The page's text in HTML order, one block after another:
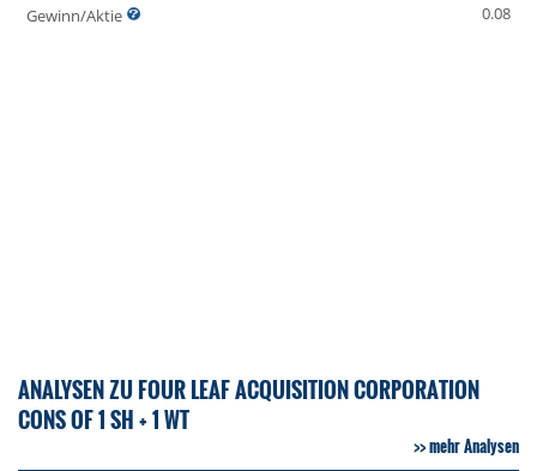
Gewinn/Aktie
0.08
ANALYSEN ZU FOUR LEAF ACQUISITION CORPORATION
CONS OF 1 SH + 1 WT
mehr Analysen